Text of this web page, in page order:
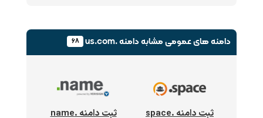
دامنه های عمومیمشابه دامنه .us.com ۶۸
ثبت دامنه .space ثبت دامنه .name